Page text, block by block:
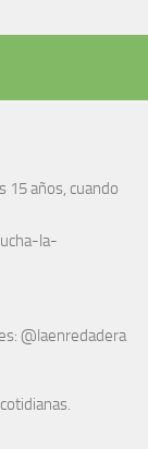
15 años, cuando
la-
@laenredadera